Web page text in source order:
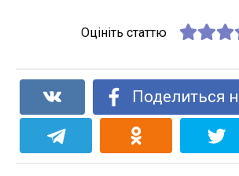
Оцініть статтю
Поделиться